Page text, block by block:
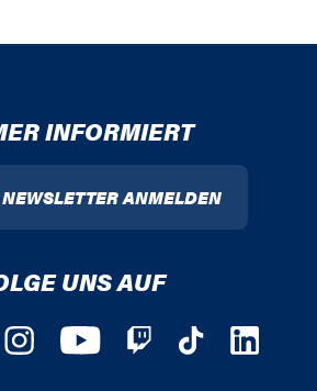
INFORMIERT
ANMELDEN
UNS AUF